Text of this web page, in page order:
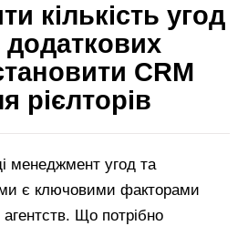
кількість угод
додаткових
CRM
рієлторів
менеджмент угод та
є ключовими факторами
агентств. Що потрібно